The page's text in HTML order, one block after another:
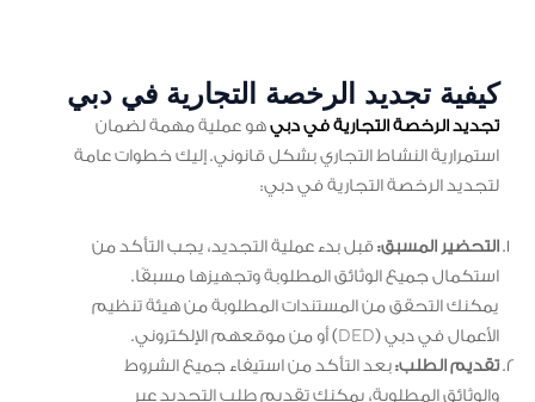
كيفية تجديد الرخصة التجارية في دبي
تجديد الرخصة التجارية في دبيهو عملية مهمة لضمان
استمرارية النشاط التجاري بشكل قانوني. إليك خطوات عامة
لتجديد الرخصة التجارية في دبي:
التحضير المسبق:قبل بدء عملية التجديد، يجب التأكد من
استكمال جميع الوثائق المطلوبة وتجهيزها مسبقًا.
يمكنك التحقق من المستندات المطلوبة من هيئة تنظيم
الأعمال في دبي (DED) أو من موقعهم الإلكتروني.
تقديم الطلب:بعد التأكد من استيفاء جميع الشروط
والوثائق المطلوبة، يمكنك تقديم طلب التجديد عبر